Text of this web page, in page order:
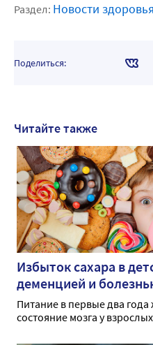
Раздел: Новости здоровья
Поделиться:
Читайте также
Избыток сахара в
деменцией и
Питание в первые два
состояние мозга у